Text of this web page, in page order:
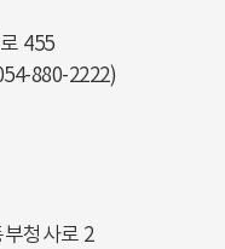
455
880-2222)
청사로 2